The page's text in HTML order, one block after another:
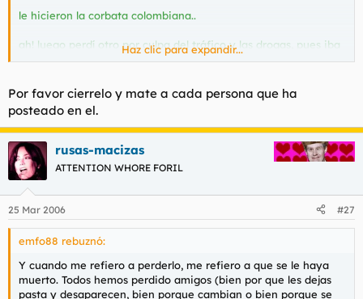
le hicieron la corbata colombiana..
ah! luego perdí otro por culpa del tráfico y las drogas, pues iba
a pillar jaco algo lejos y se pegó un piñazo con el coche.
Haz clic para expandir...
Por favor cierrelo y mate a cada persona que ha
posteado en el.
rusas-macizas
ATTENTION WHORE FORIL
25 Mar 2006 #27
emfo88 rebuznó:
Y cuando me refiero a perderlo, me refiero a que se le haya
muerto. Todos hemos perdido amigos (bien por que les dejas
pasta y desaparecen, bien porque cambian o bien porque se